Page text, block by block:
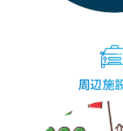
周辺施